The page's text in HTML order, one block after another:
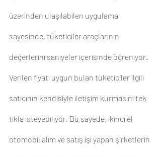
üzerinden ulaşılabilen uygulama
sayesinde, tüketiciler araçlarının
değerlerini saniyeler içerisinde öğreniyor.
Verilen fiyatı uygun bulan tüketiciler ilgili
satıcının kendisiyle iletişim kurmasını tek
tıkla isteyebiliyor. Bu sayede, ikinci el
otomobil alım ve satış işi yapan şirketlerin